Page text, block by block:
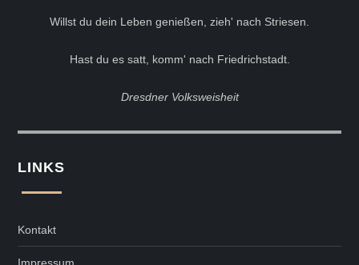
Willst du dein Leben genießen, zieh' nach Striesen.
Hast du es satt, komm' nach Friedrichstadt.
Dresdner Volksweisheit
LINKS
Kontakt
Impressum